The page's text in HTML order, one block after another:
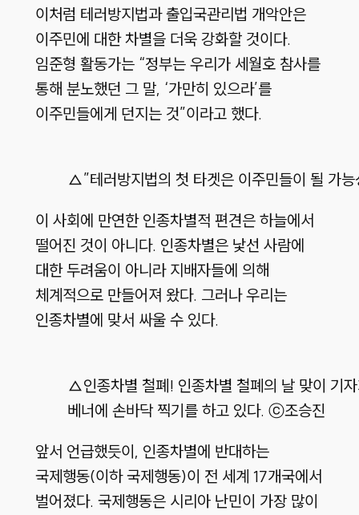
이처럼 테러방지법과 출입국관리법 개악안은
이주민에 대한 차별을 더욱 강화할 것이다.
임준형 활동가는 “정부는 우리가 세월호 참사를
통해 분노했던 그 말, ‘가만히 있으라’를
이주민들에게 던지는 것”이라고 했다.
△”테러방지법의 첫 타겟은 이주민들이 될 가
이 사회에 만연한 인종차별적 편견은 하늘에서
떨어진 것이 아니다. 인종차별은 낯선 사람에
대한 두려움이 아니라 지배자들에 의해
체계적으로 만들어져 왔다. 그러나 우리는
인종차별에 맞서 싸울 수 있다.
△인종차별 철폐! 인종차별 철폐의 날 맞이 기
베너에 손바닥 찍기를 하고 있다. ⓒ조승진
앞서 언급했듯이, 인종차별에 반대하는
국제행동(이하 국제행동)이 전 세계 17개국에서
벌어졌다. 국제행동은 시리아 난민이 가장 많이